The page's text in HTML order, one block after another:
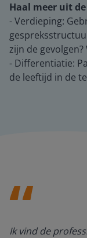
Haal meer uit
- Verdieping:
zijn de
- Differentiatie:
de leeftijd in de
Ik vind de